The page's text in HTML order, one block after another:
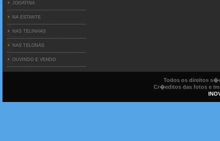
JOGATINA
NA ESTANTE
NAS TELINHAS
NAS TELONAS
OUVINDO E VENDO
Todos os direitos
Cr�editos das fotos e